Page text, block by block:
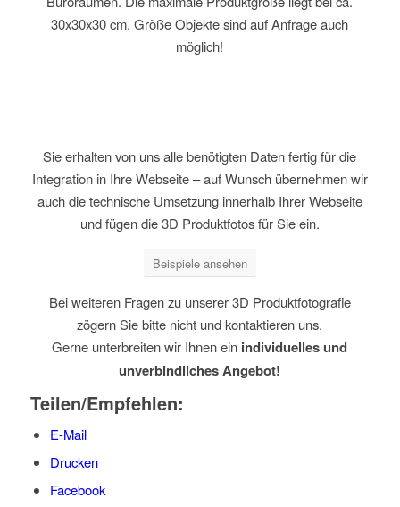
30x30x30 cm. Größe Objekte sind auf Anfrage auch
möglich!
Sie erhalten von uns alle benötigten Daten fertig für die
Integration in Ihre Webseite – auf Wunsch übernehmen wir
auch die technische Umsetzung innerhalb Ihrer Webseite
und fügen die 3D Produktfotos für Sie ein.
Beispiele ansehen
Bei weiteren Fragen zu unserer 3D Produktfotografie
zögern Sie bitte nicht und kontaktieren uns.
Gerne unterbreiten wir Ihnen ein individuelles und
unverbindliches Angebot!
Teilen/Empfehlen:
E-Mail
Drucken
Facebook